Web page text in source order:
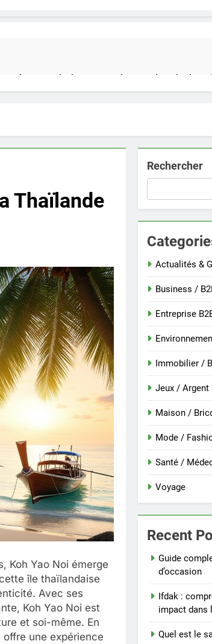
ses missions et son impact dans le
ses fonctionnalités clés et avantages
collégiens et lycéens
Ago
à connaître
et comment les traiter
Thaïlande
Koh Yao Noi émerge
île thaïlandaise
Avec ses
Koh Yao Noi est
et soi-même. En
une expérience
Rechercher
Actualités &
Business /
Entreprise
Immobilier /
Jeux / Argent
Maison /
Mode /
Santé /
Voyage
Recent
Guide
d’occasion
Ifdak :
impact dans
Quel est le